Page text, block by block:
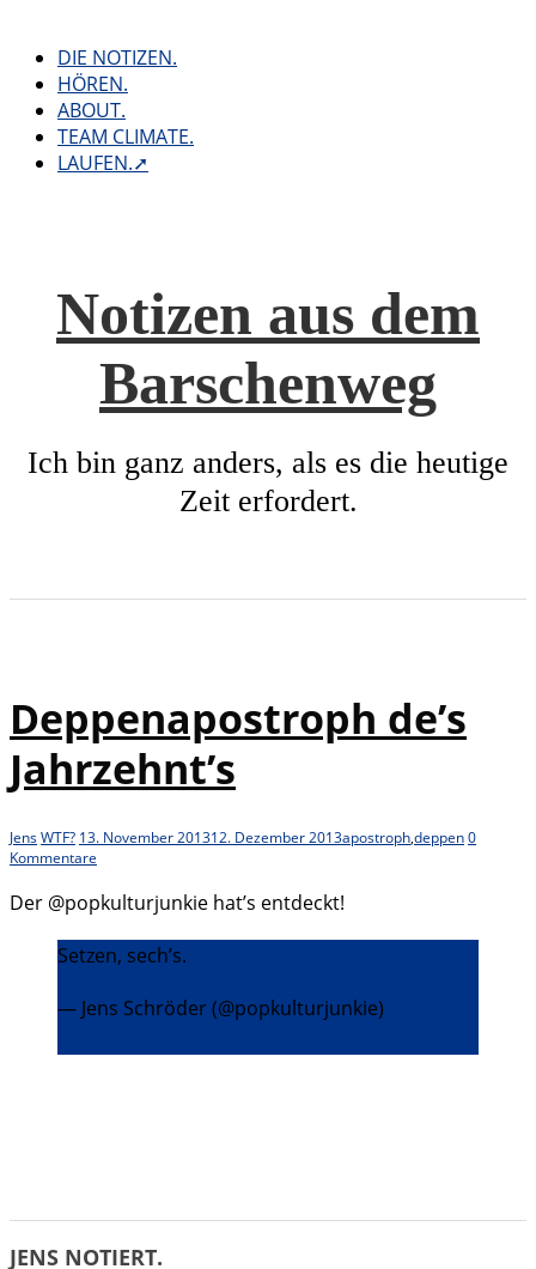
contentDIE NOTIZEN.
HÖREN.
ABOUT.
TEAM CLIMATE.
LAUFEN.➚
Notizen aus dem
Barschenweg
Ich bin ganz anders, als es die heutige
Zeit erfordert.
Deppenapostroph de’s
Jahrzehnt’s
JensWTF? 13. November 201312. Dezember 2013apostroph,deppen0
Kommentare
Der @popkulturjunkie hat’s entdeckt!
Setzen, sech’s.
— Jens Schröder (@popkulturjunkie)
JENS NOTIERT.